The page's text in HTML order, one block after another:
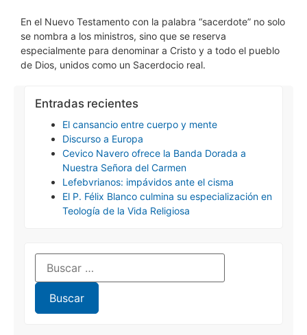
En el Nuevo Testamento con la palabra “sacerdote” no solo
se nombra a los ministros, sino que se reserva
especialmente para denominar a Cristo y a todo el pueblo
de Dios, unidos como un Sacerdocio real.
Entradas recientes
El cansancio entre cuerpo y mente
Discurso a Europa
Cevico Navero ofrece la Banda Dorada a
Nuestra Señora del Carmen
Lefebvrianos: impávidos ante el cisma
El P. Félix Blanco culmina su especialización en
Teología de la Vida Religiosa